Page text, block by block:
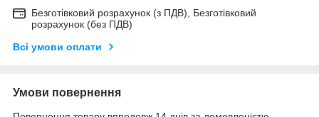
Безготівковий розрахунок (з ПДВ), Безготівковий
розрахунок (без ПДВ)
Всі умови оплати
Умови повернення